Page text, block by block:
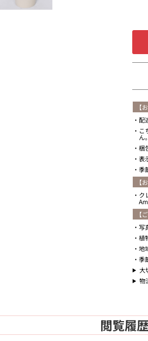
【
配
こ
ん。
梱
表
季
【
ク
【
写
植
地
季
大
物
閲覧履歴